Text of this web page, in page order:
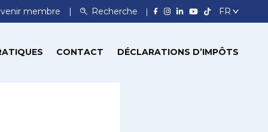
membre Recherche
CONTACT DÉCLARATIONS D’IMPÔTS